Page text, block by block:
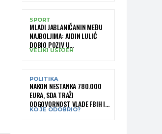
SPORT
MLADI JABLANIČANIN MEĐU
NAJBOLJIMA: AJDIN LULIĆ
DOBIO POZIV U
REPREZENTACIJU BIH –
VELIKI USPJEH
POLITIKA
NAKON NESTANKA 780.000
EURA, SDA TRAŽI
ODGOVORNOST VLADE FBIH I
RUKOVODSTVA IGMANA
KO JE ODOBRIO?